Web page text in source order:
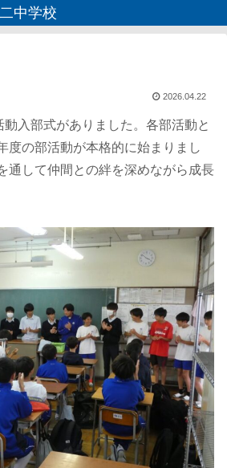
中学校
2026.04.22
入部式がありました。各部活動と
度の部活動が本格的に始まりまし
通して仲間との絆を深めながら成長